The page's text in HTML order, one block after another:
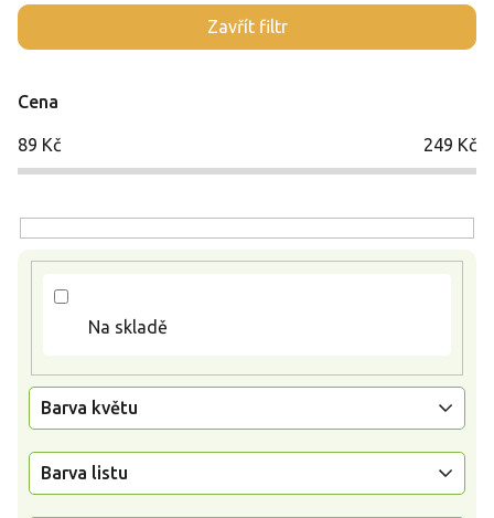
Zavřít filtr
Cena
89 Kč 249 Kč
Na skladě
Barva květu
Barva listu
V
ý
s
p
u